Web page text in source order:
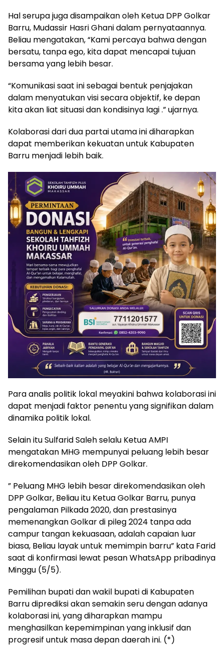
Hal serupa juga disampaikan oleh Ketua DPP Golkar
Barru, Mudassir Hasri Ghani dalam pernyataannya.
Beliau mengatakan, “Kami percaya bahwa dengan
bersatu, tanpa ego, kita dapat mencapai tujuan
bersama yang lebih besar.
“Komunikasi saat ini sebagai bentuk penjajakan
dalam menyatukan visi secara objektif, ke depan
kita akan liat situasi dan kondisinya lagi .” ujarnya.
Kolaborasi dari dua partai utama ini diharapkan
dapat memberikan kekuatan untuk Kabupaten
Barru menjadi lebih baik.
Para analis politik lokal meyakini bahwa kolaborasi ini
dapat menjadi faktor penentu yang signifikan dalam
dinamika politik lokal.
Selain itu Sulfarid Saleh selalu Ketua AMPI
mengatakan MHG mempunyai peluang lebih besar
direkomendasikan oleh DPP Golkar.
” Peluang MHG lebih besar direkomendasikan oleh
DPP Golkar, Beliau itu Ketua Golkar Barru, punya
pengalaman Pilkada 2020, dan prestasinya
memenangkan Golkar di pileg 2024 tanpa ada
campur tangan kekuasaan, adalah capaian luar
biasa, Beliau layak untuk memimpin barru” kata Farid
saat di konfirmasi lewat pesan WhatsApp pribadinya
Minggu (5/5).
Pemilihan bupati dan wakil bupati di Kabupaten
Barru diprediksi akan semakin seru dengan adanya
kolaborasi ini, yang diharapkan mampu
menghasilkan kepemimpinan yang inklusif dan
progresif untuk masa depan daerah ini. (*)